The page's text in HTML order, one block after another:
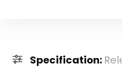
Specification: